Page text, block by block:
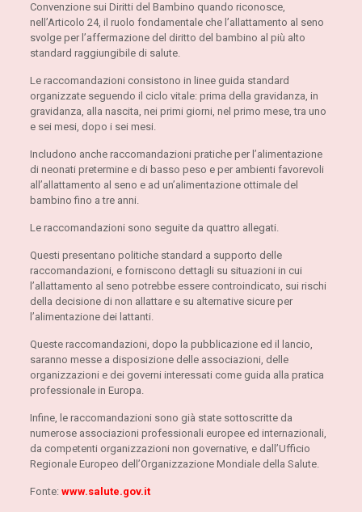
Convenzione sui Diritti del Bambino quando riconosce,
nell’Articolo 24, il ruolo fondamentale che l’allattamento al seno
svolge per l’affermazione del diritto del bambino al più alto
standard raggiungibile di salute.
Le raccomandazioni consistono in linee guida standard
organizzate seguendo il ciclo vitale: prima della gravidanza, in
gravidanza, alla nascita, nei primi giorni, nel primo mese, tra uno
e sei mesi, dopo i sei mesi.
Includono anche raccomandazioni pratiche per l’alimentazione
di neonati pretermine e di basso peso e per ambienti favorevoli
all’allattamento al seno e ad un’alimentazione ottimale del
bambino fino a tre anni.
Le raccomandazioni sono seguite da quattro allegati.
Questi presentano politiche standard a supporto delle
raccomandazioni, e forniscono dettagli su situazioni in cui
l’allattamento al seno potrebbe essere controindicato, sui rischi
della decisione di non allattare e su alternative sicure per
l’alimentazione dei lattanti.
Queste raccomandazioni, dopo la pubblicazione ed il lancio,
saranno messe a disposizione delle associazioni, delle
organizzazioni e dei governi interessati come guida alla pratica
professionale in Europa.
Infine, le raccomandazioni sono già state sottoscritte da
numerose associazioni professionali europee ed internazionali,
da competenti organizzazioni non governative, e dall’Ufficio
Regionale Europeo dell’Organizzazione Mondiale della Salute.
Fonte: www.salute.gov.it